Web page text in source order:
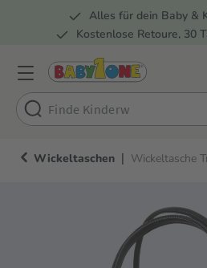
Zur Hauptnavigation springen
Alles für dein Baby &
Kostenlose Retoure, 30
Wickeltaschen | Wickeltasche